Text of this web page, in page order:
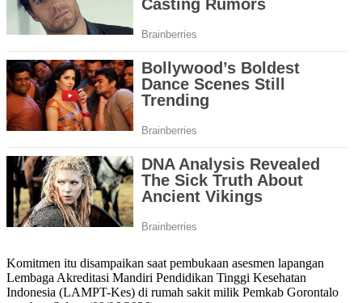
Komitmen itu disampaikan saat pembukaan asesmen lapangan
Lembaga Akreditasi Mandiri Pendidikan Tinggi Kesehatan
Indonesia (LAMPT-Kes) di rumah sakit milik Pemkab Gorontalo